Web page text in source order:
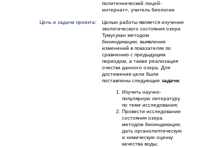
политехнический лицей-
интернат», учитель биологии
Целью работы является изучение
экологического состояния озера
Тумусукан методом
биоиндикации, выявление
изменений в показателях по
сравнению с предыдущим
периодом, а также реализация
очистки данного озера. Для
достижения цели были
поставлены следующие задачи:
Изучить научно-
популярную литературу
по теме исследования;
Провести исследование
состояния озера
методом биоиндикации,
дать органолептическую
и химическую оценку
качества воды;
Цель и задачи проекта: